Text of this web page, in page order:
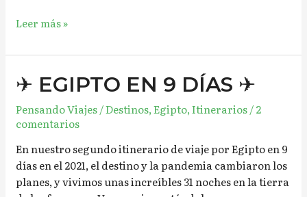
Leer más »
✈︎ EGIPTO EN 9 DÍAS ✈︎
Pensando Viajes/Destinos,Egipto,Itinerarios/2
comentarios
En nuestro segundo itinerario de viaje por Egipto en 9
días en el 2021, el destino y la pandemia cambiaron los
planes, y vivimos unas increíbles 31 noches en la tierra
✈︎
EGIPTO
EN
9
DÍAS
✈︎